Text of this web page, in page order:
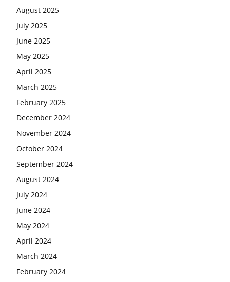
August 2025
July 2025
June 2025
May 2025
April 2025
March 2025
February 2025
December 2024
November 2024
October 2024
September 2024
August 2024
July 2024
June 2024
May 2024
April 2024
March 2024
February 2024